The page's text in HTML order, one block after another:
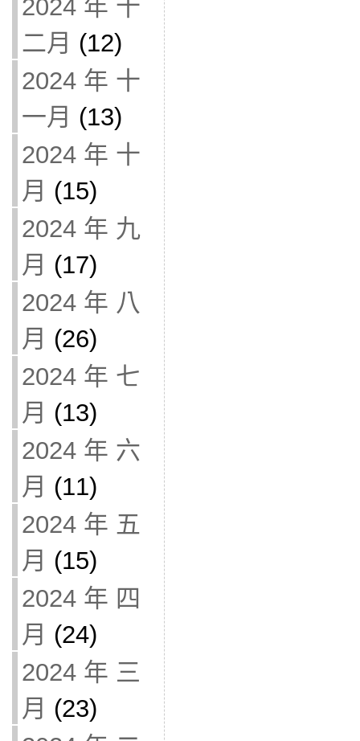
2024 年 十
二月 (12)
2024 年 十
一月 (13)
2024 年 十
月 (15)
2024 年 九
月 (17)
2024 年 八
月 (26)
2024 年 七
月 (13)
2024 年 六
月 (11)
2024 年 五
月 (15)
2024 年 四
月 (24)
2024 年 三
月 (23)